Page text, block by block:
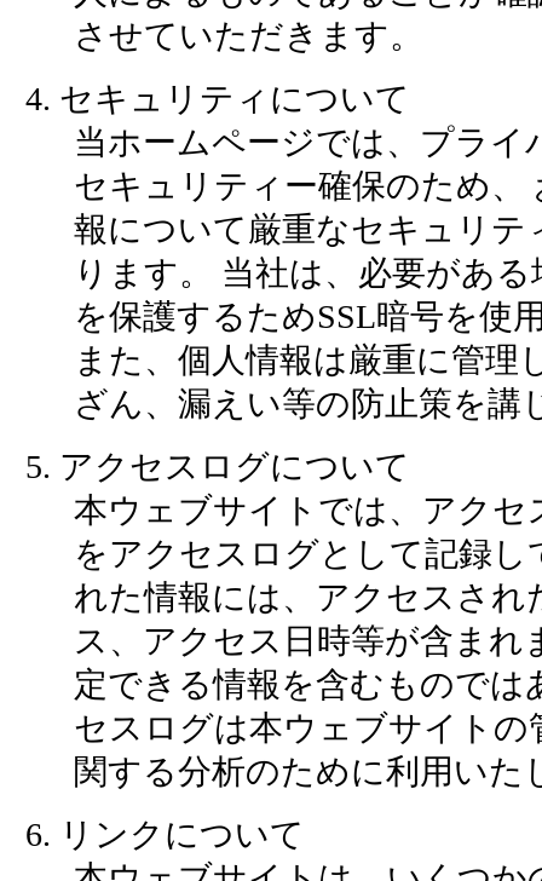
させていただきます。
4. セキュリティについて
当ホームページでは、プライ
セキュリティー確保のため、
報について厳重なセキュリテ
ります。 当社は、必要があ
を保護するためSSL暗号を使
また、個人情報は厳重に管理
ざん、漏えい等の防止策を講
5. アクセスログについて
本ウェブサイトでは、アクセ
をアクセスログとして記録し
れた情報には、アクセスされ
ス、アクセス日時等が含まれ
定できる情報を含むものでは
セスログは本ウェブサイトの
関する分析のために利用いた
6. リンクについて